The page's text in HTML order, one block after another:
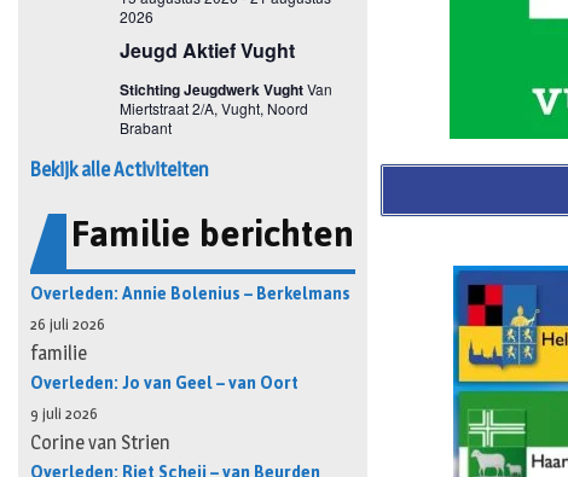
Bekijk alle Activiteiten
Familie berichten
Overleden: Annie Bolenius – Berkelmans
26 juli 2026
familie
Overleden: Jo van Geel – van Oort
9 juli 2026
Corine van Strien